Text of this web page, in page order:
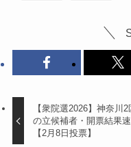
【衆院選2026】神奈川2
の立候補者・開票結果
【2月8日投票】